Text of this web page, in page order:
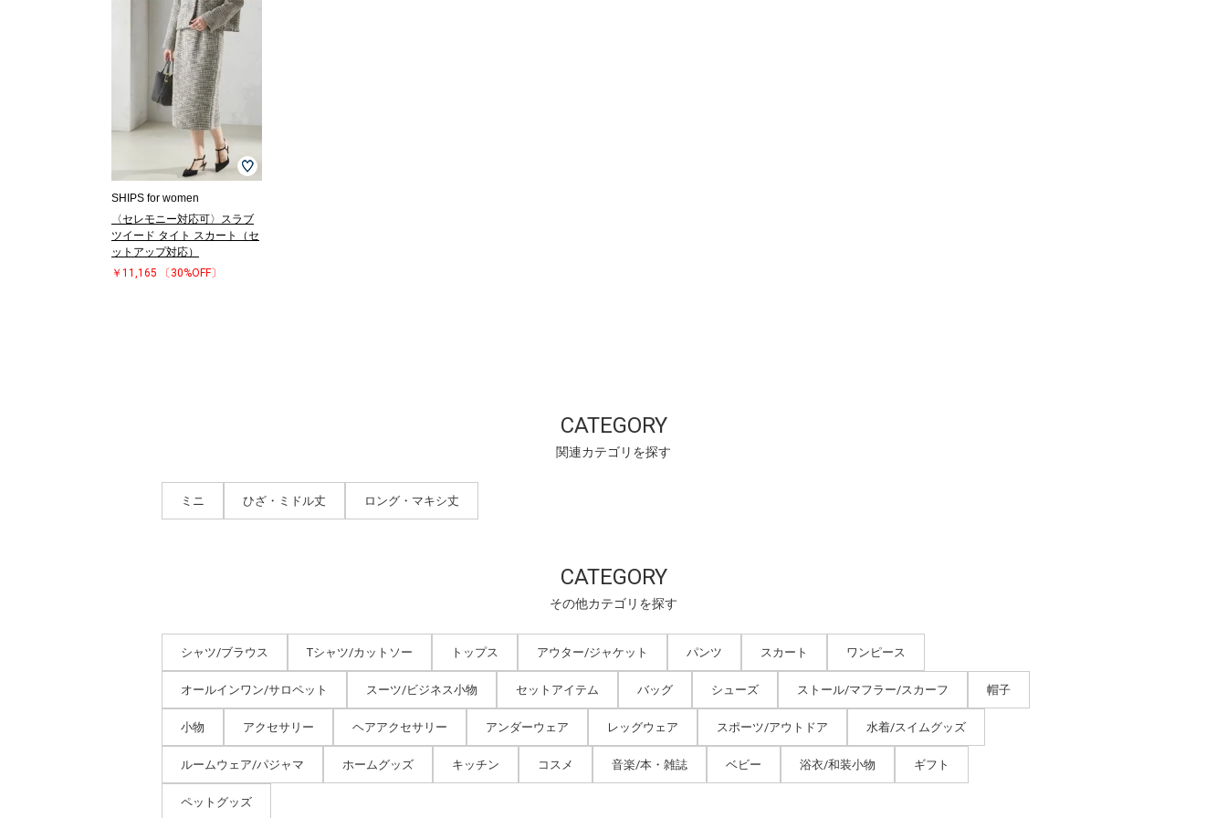
SHIPS for women
〈セレモニー対応可〉スラブ
ツイード タイト スカート（セ
ットアップ対応）
￥11,165
〔30%OFF〕
CATEGORY
関連カテゴリを探す
ミニ ひざ・ミドル丈 ロング・マキシ丈
CATEGORY
その他カテゴリを探す
シャツ/ブラウス Tシャツ/カットソー トップス アウター/ジャケット パンツ スカート ワンピース
オールインワン/サロペット スーツ/ビジネス小物 セットアイテム バッグ シューズ ストール/マフラー/スカーフ 帽子
小物 アクセサリー ヘアアクセサリー アンダーウェア レッグウェア スポーツ/アウトドア 水着/スイムグッズ
ルームウェア/パジャマ ホームグッズ キッチン コスメ 音楽/本・雑誌 ベビー 浴衣/和装小物 ギフト
ペットグッズ